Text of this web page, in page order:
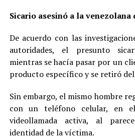
Sicario asesinó a la
De acuerdo con las
autoridades, el presunto
mientras se hacía pasar por un
producto específico y se retiró
Sin embargo, el mismo hombre
con un teléfono celular, en
videollamada activa, al
identidad de la víctima.